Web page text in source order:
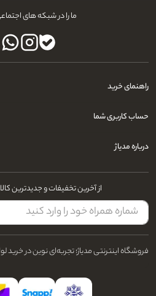
ما را در شبکه های
راهنمای خرید
حساب کاربری شما
درباره مدیاژ
از آخرین تخفیفات و جدیدترین
فروشگاه اینترنتی مدیاژ؛ تجربه‌ای نوین در خرید